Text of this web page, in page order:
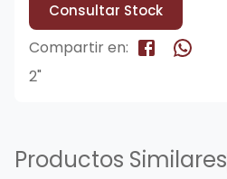
Consultar Stock
Compartir en:
2"
Productos Similares